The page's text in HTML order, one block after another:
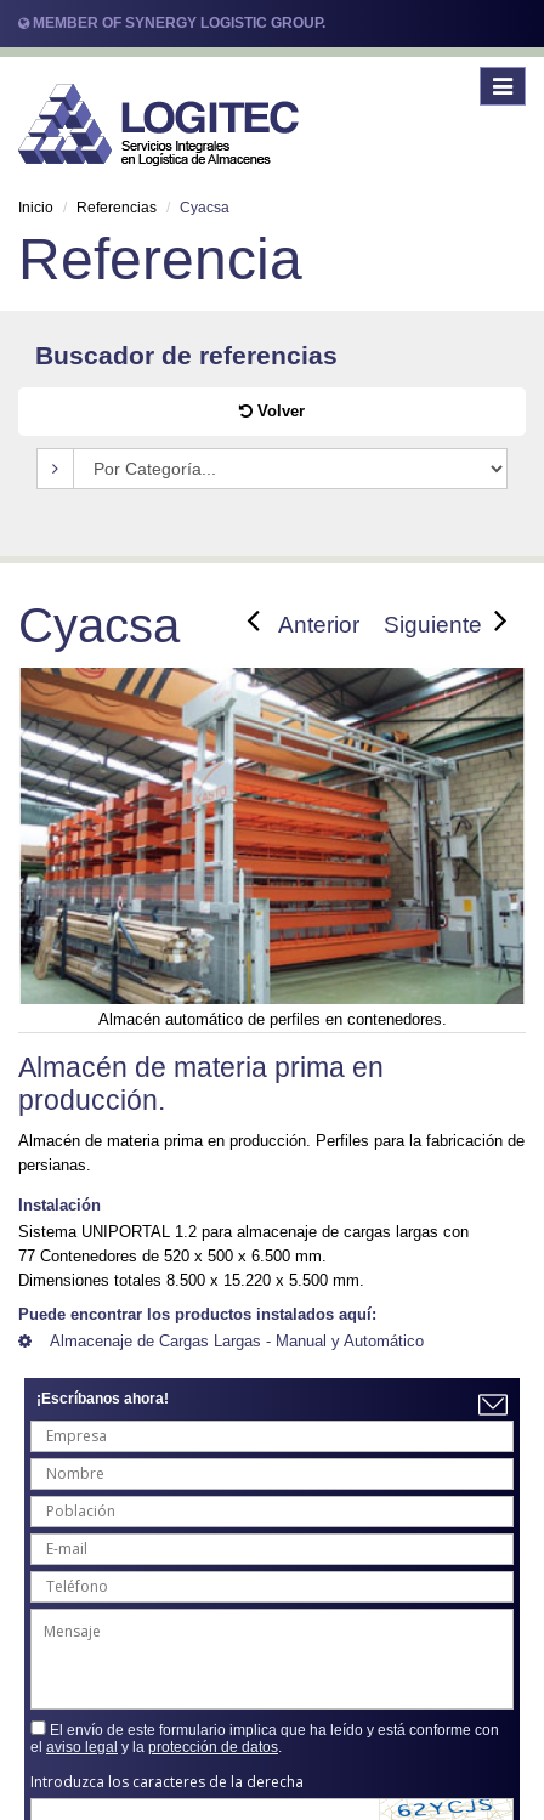
MEMBER OF SYNERGY LOGISTIC GROUP.
Toggle
Inicio Referencias Cyacsa
Referencia
Buscador de referencias
Volver
Anterior Siguiente
Cyacsa
Almacén automático de perfiles en contenedores.
Almacén de materia prima en
producción.
Almacén de materia prima en producción. Perfiles para la fabricación de
persianas.
Instalación
Sistema UNIPORTAL 1.2 para almacenaje de cargas largas con
77 Contenedores de 520 x 500 x 6.500 mm.
Dimensiones totales 8.500 x 15.220 x 5.500 mm.
Puede encontrar los productos instalados aquí:
Almacenaje de Cargas Largas - Manual y Automático
¡Escríbanos ahora!
El envío de este formulario implica que ha leído y está conforme con
el aviso legal y la protección de datos
Introduzca los caracteres de la derecha